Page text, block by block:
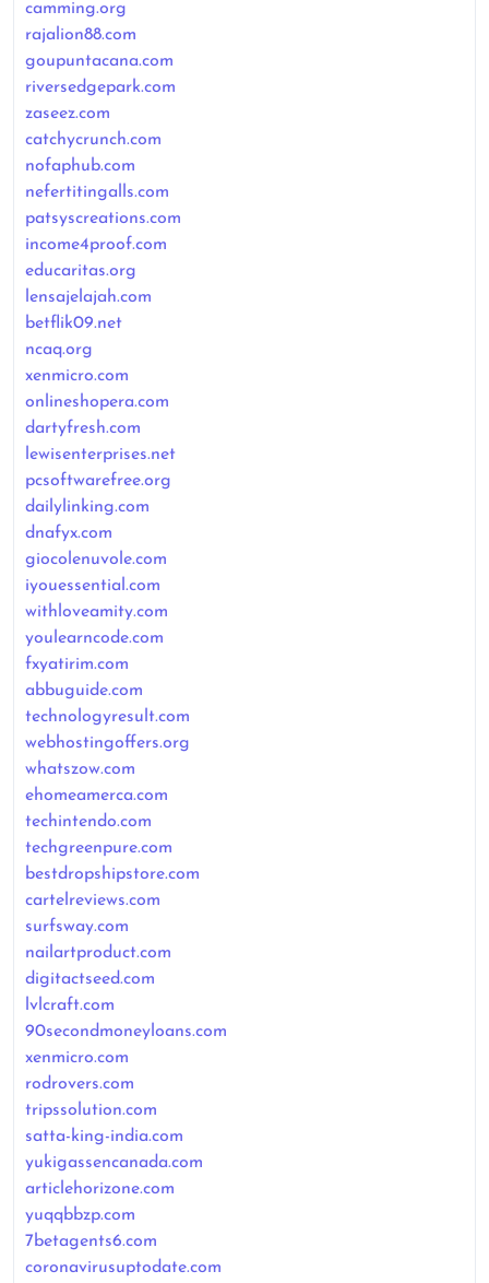
camming.org
rajalion88.com
goupuntacana.com
riversedgepark.com
zaseez.com
catchycrunch.com
nofaphub.com
nefertitingalls.com
patsyscreations.com
income4proof.com
educaritas.org
lensajelajah.com
betflik09.net
ncaq.org
xenmicro.com
onlineshopera.com
dartyfresh.com
lewisenterprises.net
pcsoftwarefree.org
dailylinking.com
dnafyx.com
giocolenuvole.com
iyouessential.com
withloveamity.com
youlearncode.com
fxyatirim.com
abbuguide.com
technologyresult.com
webhostingoffers.org
whatszow.com
ehomeamerca.com
techintendo.com
techgreenpure.com
bestdropshipstore.com
cartelreviews.com
surfsway.com
nailartproduct.com
digitactseed.com
lvlcraft.com
90secondmoneyloans.com
xenmicro.com
rodrovers.com
tripssolution.com
satta-king-india.com
yukigassencanada.com
articlehorizone.com
yuqqbbzp.com
7betagents6.com
coronavirusuptodate.com